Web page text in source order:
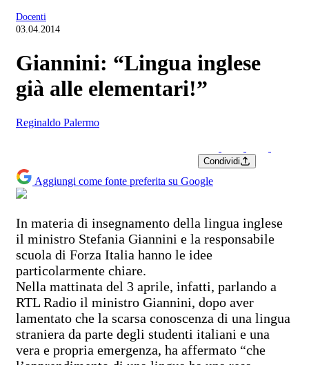
Docenti
03.04.2014
Giannini: “Lingua inglese
già alle elementari!”
Reginaldo Palermo
Condividi
Aggiungi come fonte preferita su Google
In materia di insegnamento della lingua inglese
il ministro Stefania Giannini e la responsabile
scuola di Forza Italia hanno le idee
particolarmente chiare.
Nella mattinata del 3 aprile, infatti, parlando a
RTL Radio il ministro Giannini, dopo aver
lamentato che la scarsa conoscenza di una lingua
straniera da parte degli studenti italiani e una
vera e propria emergenza, ha affermato “che